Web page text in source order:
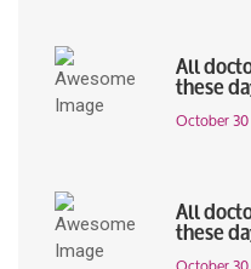
All
these
October
All
these